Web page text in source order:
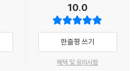
10.0
한줄평 쓰기
혜택 및 유의사항